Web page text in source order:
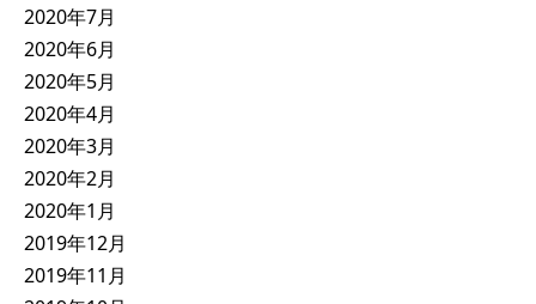
2020年7月
2020年6月
2020年5月
2020年4月
2020年3月
2020年2月
2020年1月
2019年12月
2019年11月